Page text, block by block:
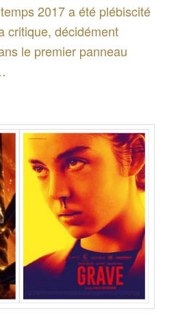
2017 a été plébiscité
critique, décidément
le premier panneau